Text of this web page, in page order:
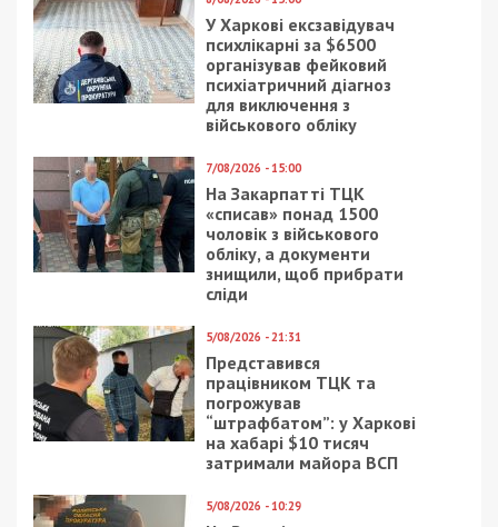
Предыдущая статья:
На Дніпропетровщині командир роти із
спільником викрали фермера та
вимагали 70 тисяч доларів за його
звільнення
Следующая статья:
20-річний житель Києва під виглядом
керівників ОВА ошукував підприємців за
схемою “Донат на ЗСУ”
РОЗСЛІДУВАННЯ